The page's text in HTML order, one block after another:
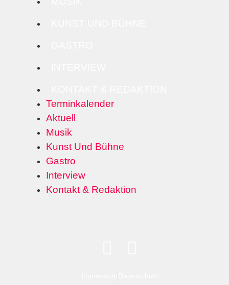
Terminkalender
Aktuell
Musik
Kunst Und Bühne
Gastro
Interview
Kontakt & Redaktion